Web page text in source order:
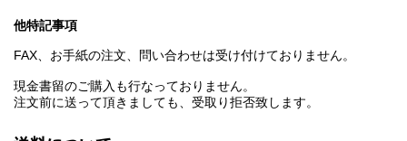
他特記事項
FAX、お手紙の注文、問い合わせは受け付けておりません。
現金書留のご購入も行なっておりません。
注文前に送って頂きましても、受取り拒否致します。